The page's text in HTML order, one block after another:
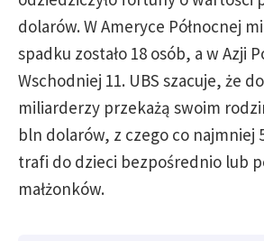
dolarów. W Ameryce Północnej
spadku zostało 18 osób, a w Azji
Wschodniej 11. UBS szacuje, że
miliarderzy przekażą swoim
bln dolarów, z czego co najmniej
trafi do dzieci bezpośrednio lub
małżonków.